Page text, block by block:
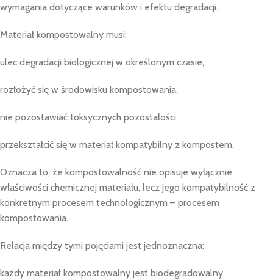
wymagania dotyczące warunków i efektu degradacji.
Materiał kompostowalny musi:
ulec degradacji biologicznej w określonym czasie,
rozłożyć się w środowisku kompostowania,
nie pozostawiać toksycznych pozostałości,
przekształcić się w materiał kompatybilny z kompostem.
Oznacza to, że kompostowalność nie opisuje wyłącznie
właściwości chemicznej materiału, lecz jego kompatybilność z
konkretnym procesem technologicznym – procesem
kompostowania.
Relacja między tymi pojęciami jest jednoznaczna:
każdy materiał kompostowalny jest biodegradowalny,